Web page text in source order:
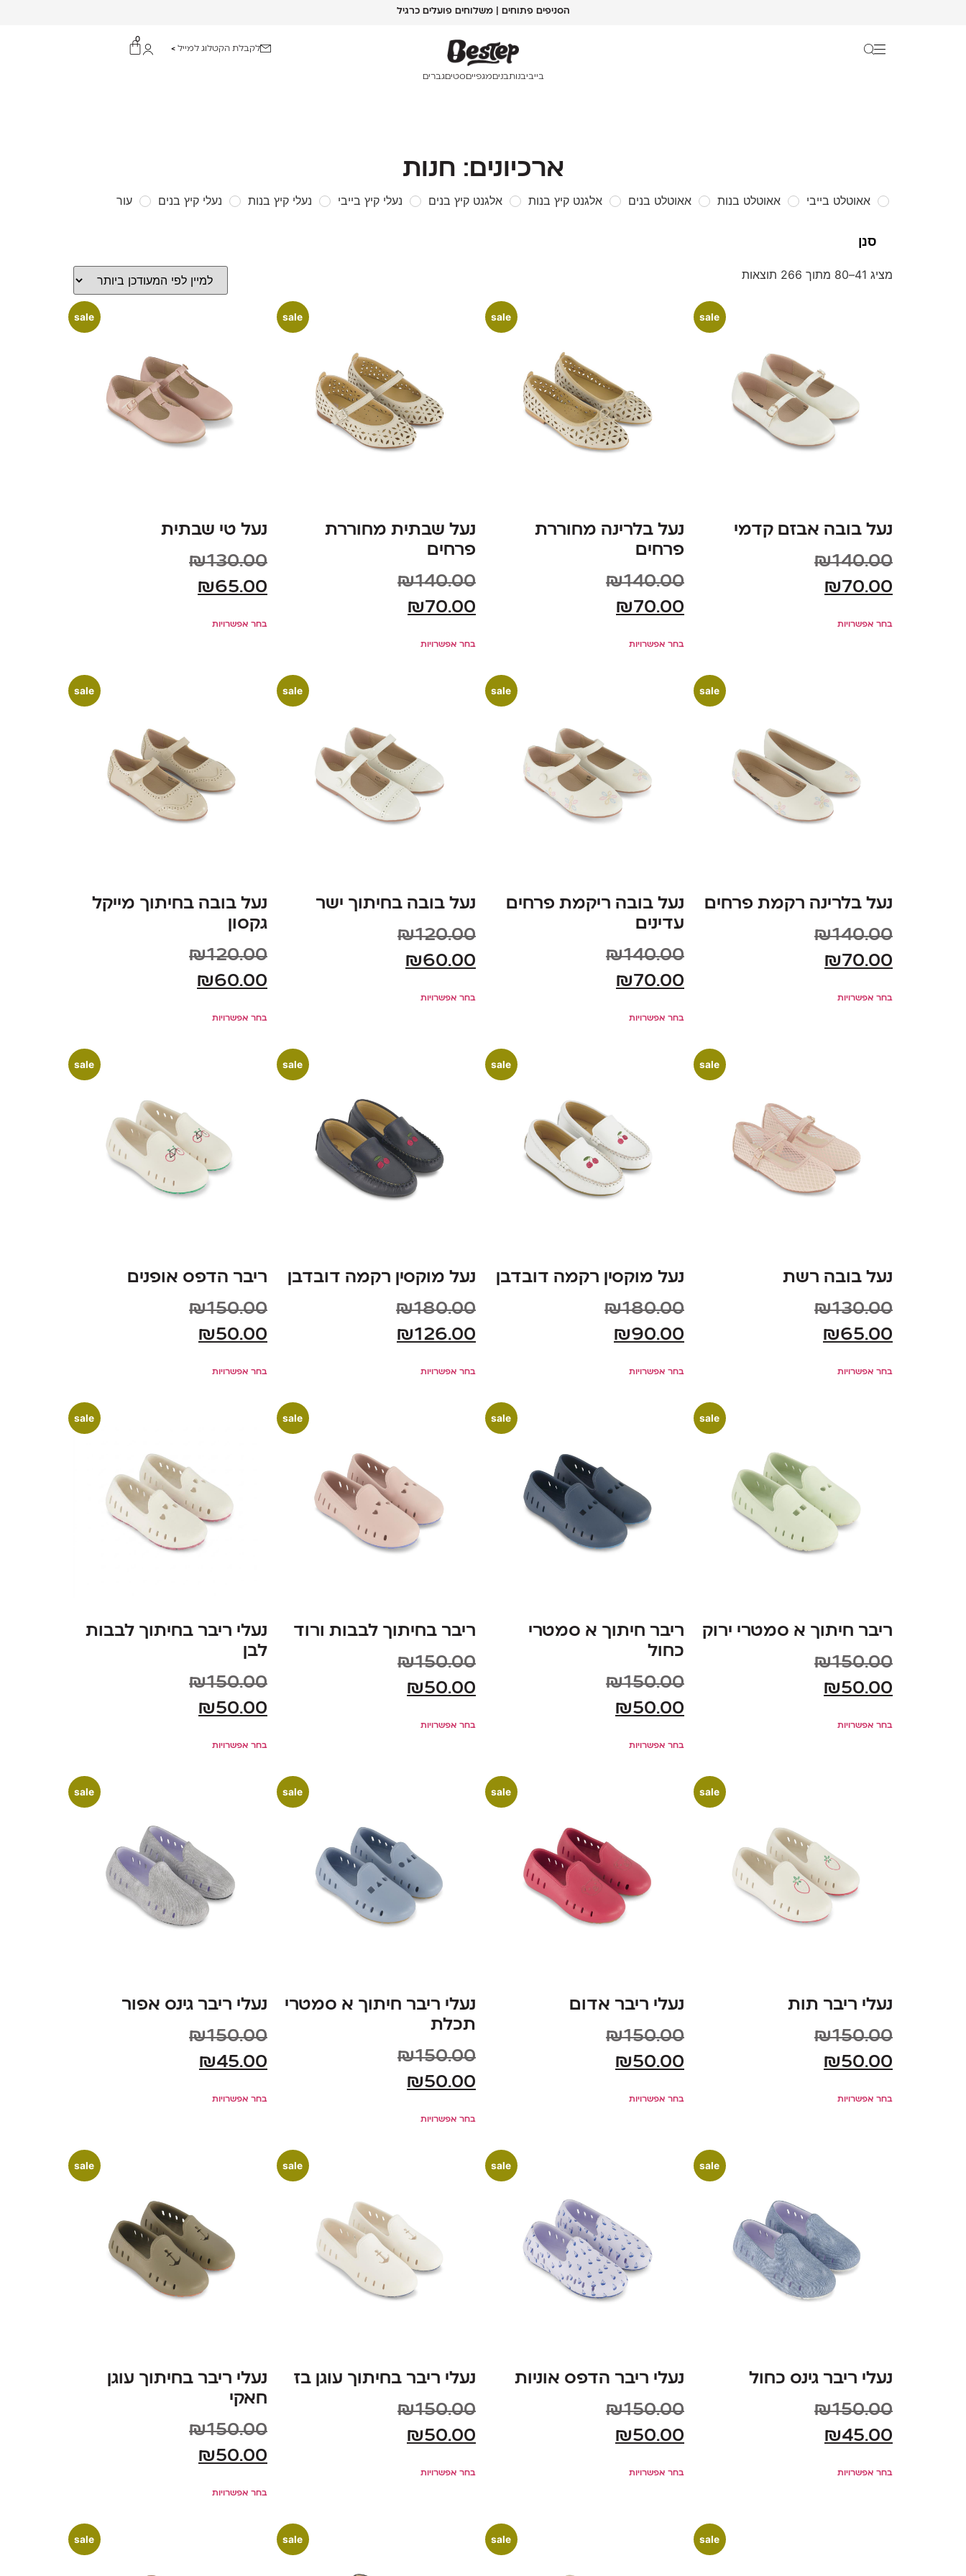
הסניפים פתוחים | משלוחים פועלים כרגיל
בייביבנות בנים מגפיים סטיםגברים
לקבלת הקטלוג למייל >
0
ארכיונים: חנות
אאוטלט בייבי אאוטלט בנות אאוטלט בנים אלגנט קיץ בנות אלגנט קיץ בנים נעלי קיץ בייבי נעלי קיץ בנות נעלי קיץ בנים עור
מציג 41–80 מתוך 266 תוצאות
sale
נעל בובה אבזם קדמי
₪140.00
₪ 70.00
בחר אפשרויות
sale
נעל בלרינה מחוררת
פרחים
₪140.00
₪ 70.00
בחר אפשרויות
sale
נעל שבתית מחוררת
פרחים
₪140.00
₪ 70.00
בחר אפשרויות
sale
נעל טי שבתית
₪130.00
₪65.00
בחר אפשרויות
sale
נעל בלרינה רקמת פרחים
₪140.00
₪ 70.00
בחר אפשרויות
sale
נעל בובה ריקמת פרחים
עדינים
₪140.00
₪ 70.00
בחר אפשרויות
sale
נעל בובה בחיתוך ישר
₪120.00
₪60.00
בחר אפשרויות
sale
נעל בובה בחיתוך מייקל
גקסון
₪120.00
₪60.00
בחר אפשרויות
sale
נעל בובה רשת
₪130.00
₪65.00
בחר אפשרויות
sale
נעל מוקסין רקמה דובדבן
₪180.00
₪90.00
בחר אפשרויות
sale
נעל מוקסין רקמה דובדבן
₪180.00
₪126.00
בחר אפשרויות
sale
ריבר הדפס אופנים
₪150.00
₪50.00
בחר אפשרויות
sale
ריבר חיתוך א סמטרי ירוק
₪150.00
₪50.00
בחר אפשרויות
sale
ריבר חיתוך א סמטרי
כחול
₪150.00
₪50.00
בחר אפשרויות
sale
ריבר בחיתוך לבבות ורוד
₪150.00
₪50.00
בחר אפשרויות
sale
נעלי ריבר בחיתוך לבבות
לבן
₪150.00
₪50.00
בחר אפשרויות
sale
נעלי ריבר תות
₪150.00
₪50.00
בחר אפשרויות
sale
נעלי ריבר אדום
₪150.00
₪50.00
בחר אפשרויות
sale
נעלי ריבר חיתוך א סמטרי
תכלת
₪150.00
₪50.00
בחר אפשרויות
sale
נעלי ריבר גינס אפור
₪150.00
₪45.00
בחר אפשרויות
sale
נעלי ריבר גינס כחול
₪150.00
₪45.00
בחר אפשרויות
sale
נעלי ריבר הדפס אוניות
₪150.00
₪50.00
בחר אפשרויות
sale
נעלי ריבר בחיתוך עוגן בז
₪150.00
₪50.00
בחר אפשרויות
sale
נעלי ריבר בחיתוך עוגן
חאקי
₪150.00
₪50.00
בחר אפשרויות
sale
sale
sale
sale